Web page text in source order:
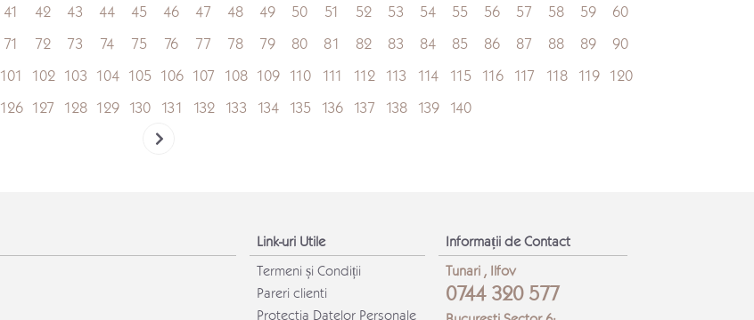
41 42 43 44 45 46 47 48 49 50 51 52 53 54 55 56 57 58 59
60
71 72 73 74 75 76 77 78 79 80 81 82 83 84 85 86 87 88 89
90
101 102 103 104 105 106 107 108 109 110 111 112 113 114 115 116 117 118 119 120
126 127 128 129 130 131 132 133 134 135 136 137 138 139 140
Link-uri Utile
Termeni și Condiții
Pareri clienti
Protectia Datelor Personale
Informații de Contact
Tunari , Ilfov
0744 320 577